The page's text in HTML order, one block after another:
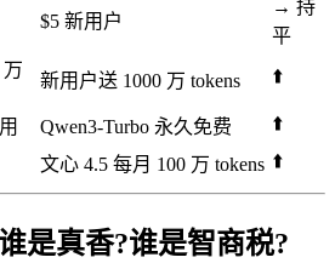
$5 新用户
→ 持
平
新用户送 1000 万 tokens ⬆️
Qwen3-Turbo 永久免费
⬆️
文心 4.5 每月 100 万 tokens ⬆️
是真香?谁是智商税?